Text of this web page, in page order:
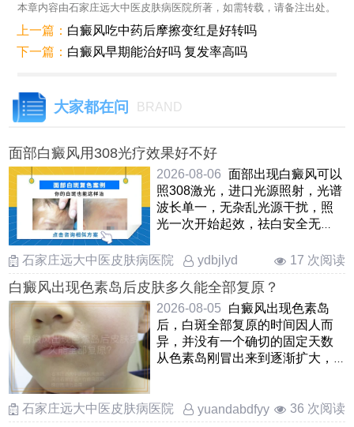
本章内容由石家庄远大中医皮肤病医院所著，如需转载，请备注出处。
上一篇： 白癜风吃中药后摩擦变红是好转吗
下一篇： 白癜风早期能治好吗 复发率高吗
大家都在问 BRAND
面部白癜风用308光疗效果好不好
2026-08-06 面部出现白癜风可以
照308激光，进口光源照射，光谱
波长单一，无杂乱光源干扰，照
光一次开始起效，祛白安全无
的 ……
石家庄远大中医皮肤病医院 ydbjlyd 17 次阅读
白癜风出现色素岛后皮肤多久能全部复原？
2026-08-05
白癜风出现色素岛
后，白斑全部复原的时间因人而
异，并没有一个确切的固定天数
从色素岛刚冒出来到逐渐扩大，
石家庄远大中医皮肤病医院
yuandabdfyy 36 次阅读